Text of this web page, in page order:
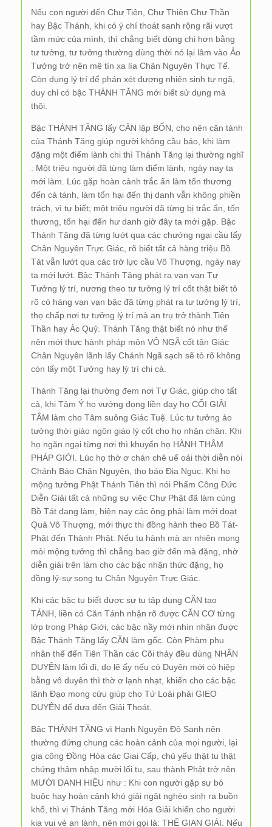
Nếu con người đến Chư Tiên, Chư Thiên Chư Thần
hay Bậc Thánh, khi có ý chí thoát sanh rộng rãi vượt
tầm mức của mình, thì chẳng biết dùng chi hơn bằng
tư tưởng, tư tưởng thường dùng thời nó lại lâm vào Ảo
Tưởng trở nên mê tín xa lìa Chân Nguyên Thực Tế.
Còn dụng lý trí để phán xét đương nhiên sinh tự ngã,
duy chỉ có bậc THÁNH TĂNG mới biết sử dụng mà
thôi.
Bậc THÁNH TĂNG lấy CĂN lập BỔN, cho nên căn tánh
của Thánh Tăng giúp người không cầu báo, khi làm
đặng một điểm lành chi thì Thánh Tăng lại thường nghĩ
: Một triệu người đã từng làm điểm lành, ngày nay ta
mới làm. Lúc gặp hoàn cảnh trắc ẩn làm tổn thương
đến cá tánh, làm tổn hại đến thị danh vẫn không phiền
trách, vì tự biết; một triệu người đã từng bị trắc ẩn, tổn
thương, tổn hại đến hư danh giờ đây ta mới gặp. Bậc
Thánh Tăng đã từng lướt qua các chướng ngại cầu lấy
Chân Nguyên Trực Giác, rõ biết tất cả hàng triệu Bồ
Tát vẫn lướt qua các trở lực cầu Vô Thượng, ngày nay
ta mới lướt. Bậc Thánh Tăng phát ra vạn vạn Tư
Tưởng lý trí, nương theo tư tưởng lý trí cốt thật biết tỏ
rõ có hàng vạn vạn bậc đã từng phát ra tư tưởng lý trí,
thọ chấp nơi tư tưởng lý trí mà an trụ trở thành Tiên
Thần hay Ác Quỷ. Thánh Tăng thật biết nó như thế
nên mới thực hành pháp môn VÔ NGÃ cốt tận Giác
Chân Nguyên lãnh lấy Chánh Ngã sạch sẽ tỏ rõ không
còn lấy một Tưởng hay lý trí chi cả.
Thánh Tăng lại thường đem nơi Tự Giác, giúp cho tất
cả, khi Tâm Ý họ vướng đọng liền dạy họ CỔI GIẢI
TÂM làm cho Tâm suông Giác Tuệ. Lúc tư tưởng ảo
tưởng thời giáo ngôn giáo lý cốt cho họ nhận chân. Khi
họ ngăn ngại từng nơi thì khuyến họ HÀNH THÂM
PHÁP GIỚI. Lúc họ thờ ơ chán chê uể oải thời diễn nói
Chánh Báo Chân Nguyên, thọ báo Địa Ngục. Khi họ
mộng tưởng Phật Thánh Tiên thì nói Phẩm Công Đức
Diễn Giải tất cả những sự việc Chư Phật đã làm cùng
Bồ Tát đang làm, hiện nay các ông phải làm mới đoạt
Quả Vô Thượng, mới thực thi đồng hành theo Bồ Tát-
Phật đến Thành Phật. Nếu tu hành mà an nhiên mong
mỏi mộng tưởng thì chẳng bao giờ đến mà đặng, nhờ
diễn giải trên làm cho các bậc nhận thức đặng, họ
đồng lý-sự song tu Chân Nguyên Trực Giác.
Khi các bậc tu biết được sự tu tập dụng CĂN tạo
TÁNH, liền có Căn Tánh nhận rõ được CĂN CƠ từng
lớp trong Pháp Giới, các bậc nầy mới nhìn nhận được
Bậc Thánh Tăng lấy CĂN làm gốc. Còn Phàm phu
nhân thế đến Tiên Thần các Cõi thảy đều dùng NHÂN
DUYÊN làm lối đi, do lẽ ấy nếu có Duyên mới có hiệp
bằng vô duyên thì thờ ơ lạnh nhạt, khiến cho các bậc
lãnh Đạo mong cứu giúp cho Tứ Loài phải GIEO
DUYÊN để đưa đến Giải Thoát.
Bậc THÁNH TĂNG vì Hạnh Nguyện Độ Sanh nên
thường đứng chung các hoàn cảnh của mọi người, lại
gia công Đồng Hóa các Giai Cấp, chủ yếu thật tu thật
chứng thâm nhập mười lối tu, sau thành Phật trở nên
MƯỜI DANH HIỆU như : Khi con người gặp sự bó
buộc hay hoàn cảnh khó giải ngặt nghèo sinh ra buồn
khổ, thì vị Thánh Tăng mới Hóa Giải khiến cho người
kia vui vẻ an lành, nên mới gọi là: THẾ GIAN GIẢI. Nếu